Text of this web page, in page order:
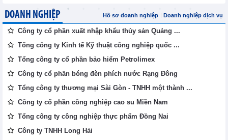
DOANH NGHIỆP Hồ sơ doanh nghiệp Doanh nghiệp dịch vụ
Công ty cổ phần xuất nhập khẩu thủy sản Quảng ...
Tổng công ty Kinh tế Kỹ thuật công nghiệp quốc ...
Tổng công ty cổ phần bảo hiểm Petrolimex
Công ty cổ phần bóng đèn phích nước Rạng Đông
Tổng công ty thương mại Sài Gòn - TNHH một thành ...
Công ty cổ phần công nghiệp cao su Miền Nam
Tổng công ty công nghiệp thực phẩm Đồng Nai
Công ty TNHH Long Hải